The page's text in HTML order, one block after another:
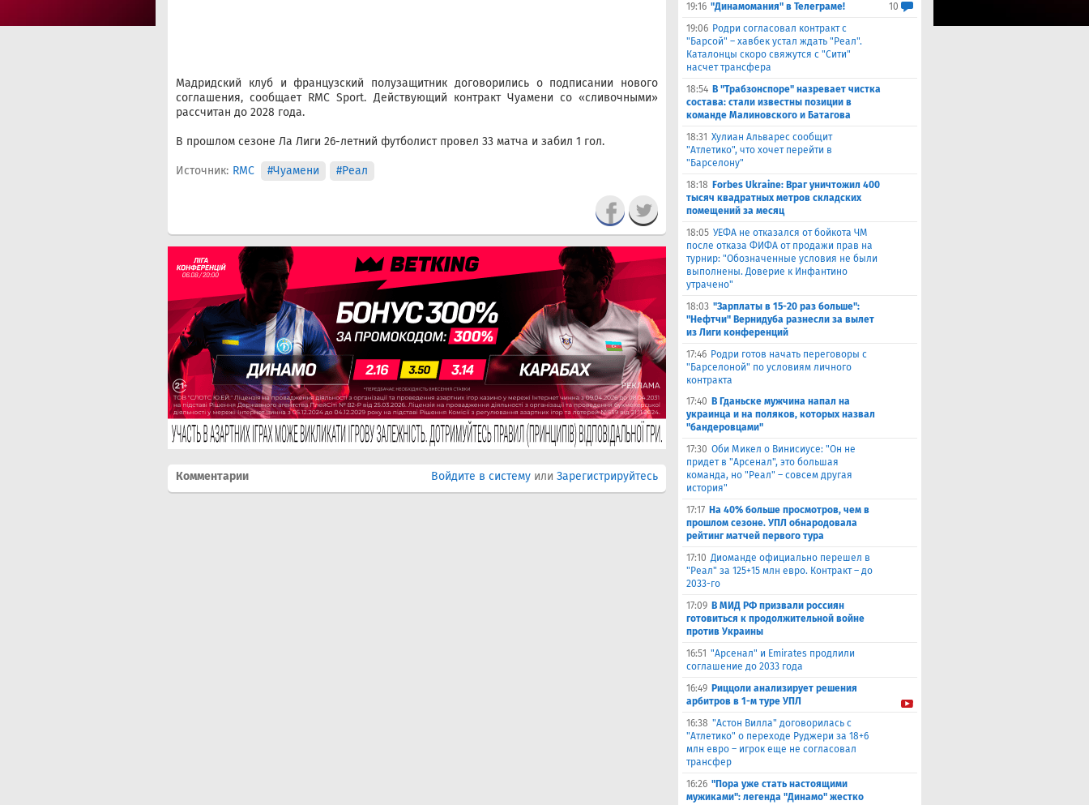
Мадридский клуб и французский полузащитник договорились о подписании нового
соглашения, сообщает RMC Sport. Действующий контракт Чуамени со «сливочными»
рассчитан до 2028 года.
В прошлом сезоне Ла Лиги 26-летний футболист провел 33 матча и забил 1 гол.
Источник: RMC #Чуамени #Реал
Комментарии Войдите в систему или Зарегистрируйтесь
19:16 "Динамомания" в Телеграме!
10
19:06 Родри согласовал контракт с
"Барсой" – хавбек устал ждать "Реал".
Каталонцы скоро свяжутся с "Сити"
насчет трансфера
18:54 В "Трабзонспоре" назревает чистка
состава: стали известны позиции в
команде Малиновского и Батагова
18:31 Хулиан Альварес сообщит
"Атлетико", что хочет перейти в
"Барселону"
18:18 Forbes Ukraine: Враг уничтожил 400
тысяч квадратных метров складских
помещений за месяц
18:05 УЕФА не отказался от бойкота ЧМ
после отказа ФИФА от продажи прав на
турнир: "Обозначенные условия не были
выполнены. Доверие к Инфантино
утрачено"
18:03 "Зарплаты в 15-20 раз больше":
"Нефтчи" Вернидуба разнесли за вылет
из Лиги конференций
17:46 Родри готов начать переговоры с
"Барселоной" по условиям личного
контракта
17:40 В Гданьске мужчина напал на
украинца и на поляков, которых назвал
"бандеровцами"
17:30 Оби Микел о Винисиусе: "Он не
придет в "Арсенал", это большая
команда, но "Реал" – совсем другая
история"
17:17 На 40% больше просмотров, чем в
прошлом сезоне. УПЛ обнародовала
рейтинг матчей первого тура
17:10 Диоманде официально перешел в
"Реал" за 125+15 млн евро. Контракт – до
2033-го
17:09 В МИД РФ призвали россиян
готовиться к продолжительной войне
против Украины
16:51 "Арсенал" и Emirates продлили
соглашение до 2033 года
16:49 Риццоли анализирует решения
арбитров в 1-м туре УПЛ
16:38 "Астон Вилла" договорилась с
"Атлетико" о переходе Руджери за 18+6
млн евро – игрок еще не согласовал
трансфер
16:26 "Пора уже стать настоящими
мужиками": легенда "Динамо" жестко